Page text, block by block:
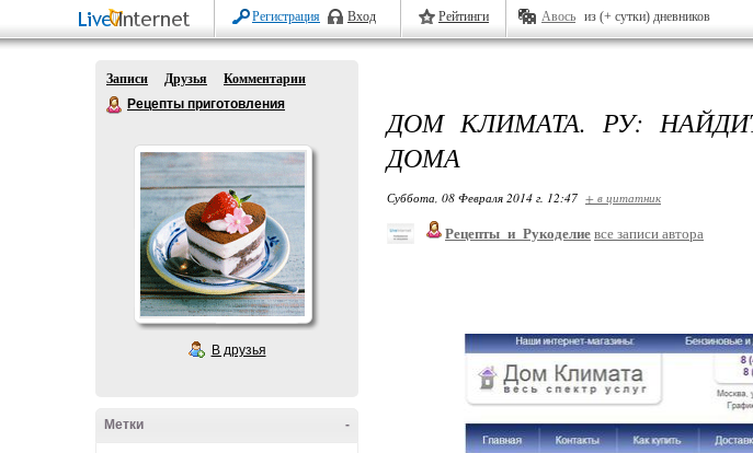
Регистрация Вход Рейтинги Авось из (+ сутки) дневников
Записи Друзья
Комментарии
Рецепты приготовления
В друзья
-
Метки
ДОМ КЛИМАТА. РУ:
ДОМА
Суббота, 08 Февраля 2014 г. 12:47 + в цитатник
Рецепты_и_Рукоделие все записи автора